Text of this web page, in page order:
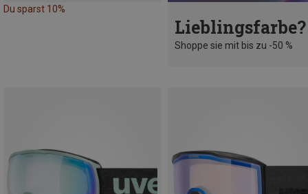
Du sparst 10%
Lieblingsfarbe?
Shoppe sie mit bis zu -50 %